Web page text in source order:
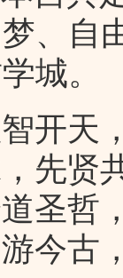
、自
城。
开天
先贤
圣哲
今古